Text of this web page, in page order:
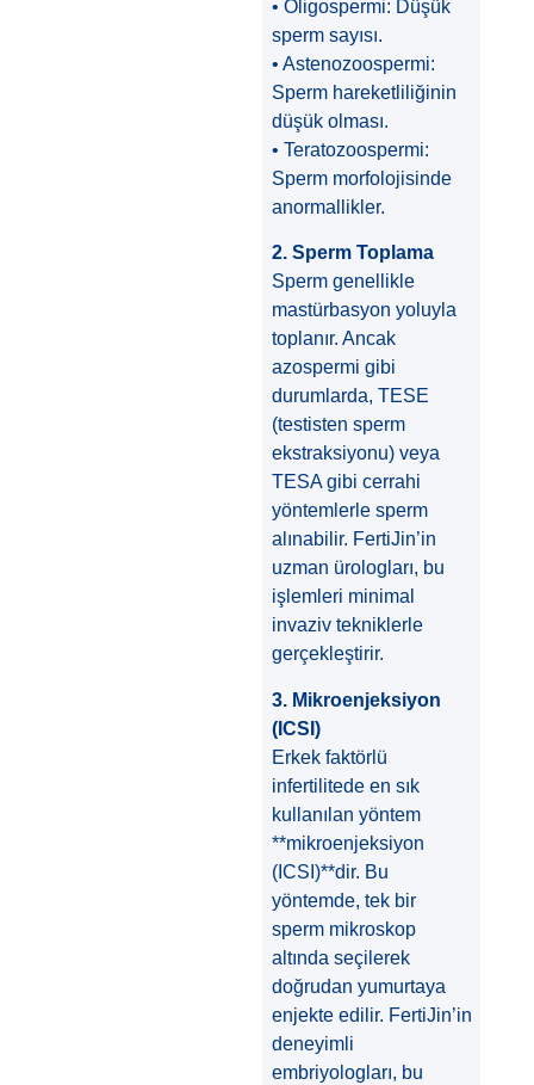
• Oligospermi: Düşük
sperm sayısı.
• Astenozoospermi:
Sperm hareketliliğinin
düşük olması.
• Teratozoospermi:
Sperm morfolojisinde
anormallikler.
2. Sperm Toplama
Sperm genellikle
mastürbasyon yoluyla
toplanır. Ancak
azospermi gibi
durumlarda, TESE
(testisten sperm
ekstraksiyonu) veya
TESA gibi cerrahi
yöntemlerle sperm
alınabilir. FertiJin’in
uzman ürologları, bu
işlemleri minimal
invaziv tekniklerle
gerçekleştirir.
3. Mikroenjeksiyon
(ICSI)
Erkek faktörlü
infertilitede en sık
kullanılan yöntem
**mikroenjeksiyon
(ICSI)**dir. Bu
yöntemde, tek bir
sperm mikroskop
altında seçilerek
doğrudan yumurtaya
enjekte edilir. FertiJin’in
deneyimli
embriyologları, bu